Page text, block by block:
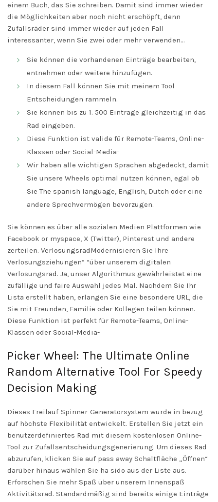
einem Buch, das Sie schreiben. Damit sind immer wieder
die Möglichkeiten aber noch nicht erschöpft, denn
Zufallsräder sind immer wieder auf jeden Fall
interessanter, wenn Sie zwei oder mehr verwenden…
Sie können die vorhandenen Einträge bearbeiten,
entnehmen oder weitere hinzufügen.
In diesem Fall können Sie mit meinem Tool
Entscheidungen rammeln.
Sie können bis zu 1. 500 Einträge gleichzeitig in das
Rad eingeben.
Diese Funktion ist valide für Remote-Teams, Online-
Klassen oder Social-Media-
Wir haben alle wichtigen Sprachen abgedeckt, damit
Sie unsere Wheels optimal nutzen können, egal ob
Sie The spanish language, English, Dutch oder eine
andere Sprechvermögen bevorzugen.
Sie können es über alle sozialen Medien Plattformen wie
Facebook or myspace, X (Twitter), Pinterest und andere
zerteilen. VerlosungsradModernisieren Sie Ihre
Verlosungsziehungen” “über unserem digitalen
Verlosungsrad. Ja, unser Algorithmus gewährleistet eine
zufällige und faire Auswahl jedes Mal. Nachdem Sie Ihr
Lista erstellt haben, erlangen Sie eine besondere URL, die
Sie mit Freunden, Familie oder Kollegen teilen können.
Diese Funktion ist perfekt für Remote-Teams, Online-
Klassen oder Social-Media-
Picker Wheel: The Ultimate Online
Random Alternative Tool For Speedy
Decision Making
Dieses Freilauf-Spinner-Generatorsystem wurde in bezug
auf höchste Flexibilität entwickelt. Erstellen Sie jetzt ein
benutzerdefiniertes Rad mit diesem kostenlosen Online-
Tool zur Zufallsentscheidungsgenerierung. Um dieses Rad
abzurufen, klicken Sie auf pass away Schaltfläche „Öffnen“
darüber hinaus wählen Sie ha sido aus der Liste aus.
Erforschen Sie mehr Spaß über unserem Innenspaß
Aktivitätsrad. Standardmäßig sind bereits einige Einträge